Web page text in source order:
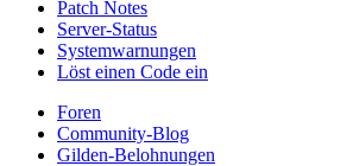
Patch Notes
Server-Status
Systemwarnungen
Löst einen Code ein
Foren
Community-Blog
Gilden-Belohnungen